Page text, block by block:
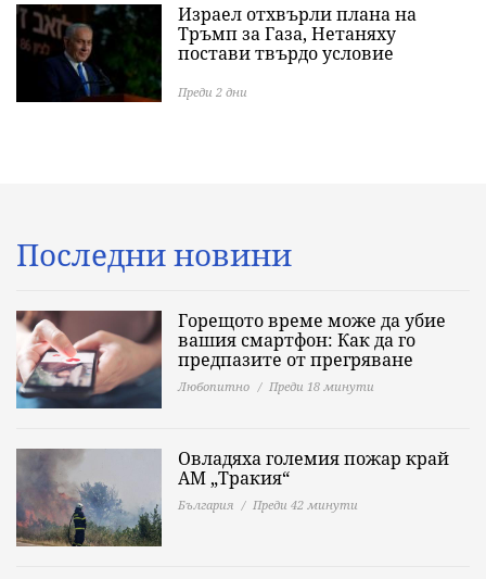
Израел отхвърли плана на
Тръмп за Газа, Нетаняху
постави твърдо условие
Преди 2 дни
Последни новини
Горещото време може да убие
вашия смартфон: Как да го
предпазите от прегряване
Любопитно Преди 18 минути
Овладяха големия пожар край
АМ „Тракия“
България Преди 42 минути